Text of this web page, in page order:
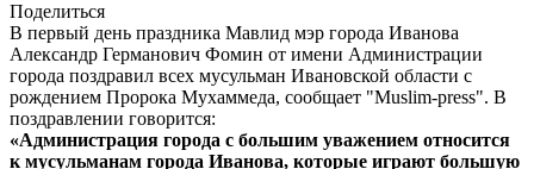
Поделиться
В первый день праздника Мавлид мэр города Иванова
Александр Германович Фомин от имени Администрации
города поздравил всех мусульман Ивановской области с
рождением Пророка Мухаммеда, сообщает "Muslim-press". В
поздравлении говорится:
«Администрация города с большим уважением относится
к мусульманам города Иванова, которые играют большую